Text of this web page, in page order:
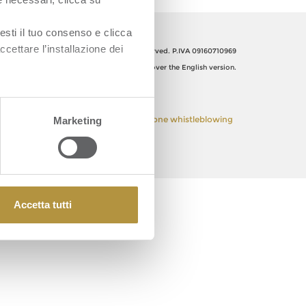
il tuo consenso e clicca
l’installazione dei
Marketing
Accetta tutti
Orsero SpA, Italy. All Rights reserved. P.IVA 09160710969
The Italian text shall prevail over the English version.
Privacy Policy Segnalazione whistleblowing